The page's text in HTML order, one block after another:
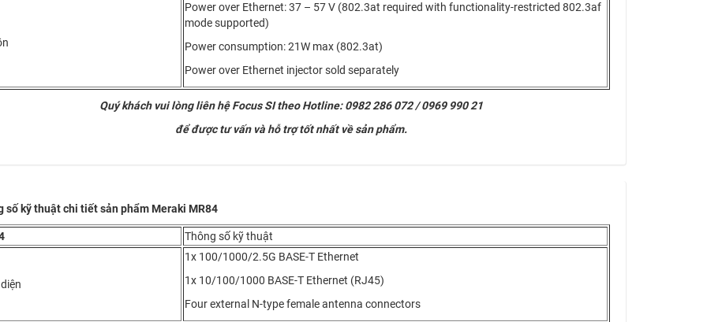
Power over Ethernet: 37 – 57 V (802.3at required with functionality-restricted 802.3af
mode supported)
Power consumption: 21W max (802.3at)
Power over Ethernet injector sold separately
Quý khách vui lòng liên hệ Focus SI theo Hotline: 0982 286 072 / 0969 990 21
để được tư vấn và hỗ trợ tốt nhất về sản phẩm.
số kỹ thuật chi tiết sản phẩm Meraki MR84
Thông số kỹ thuật
1x 100/1000/2.5G BASE-T Ethernet
1x 10/100/1000 BASE-T Ethernet (RJ45)
Four external N-type female antenna connectors